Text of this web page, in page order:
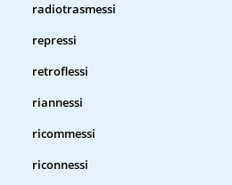
radiotrasmessi
repressi
retroflessi
riannessi
ricommessi
riconnessi